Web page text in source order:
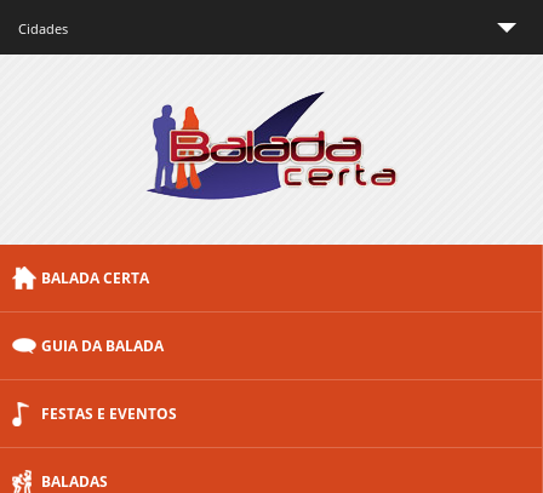
Cidades
Curitiba
Porto Alegre
Floripa
BALADA CERTA
GUIA DA BALADA
FESTAS E EVENTOS
BALADAS